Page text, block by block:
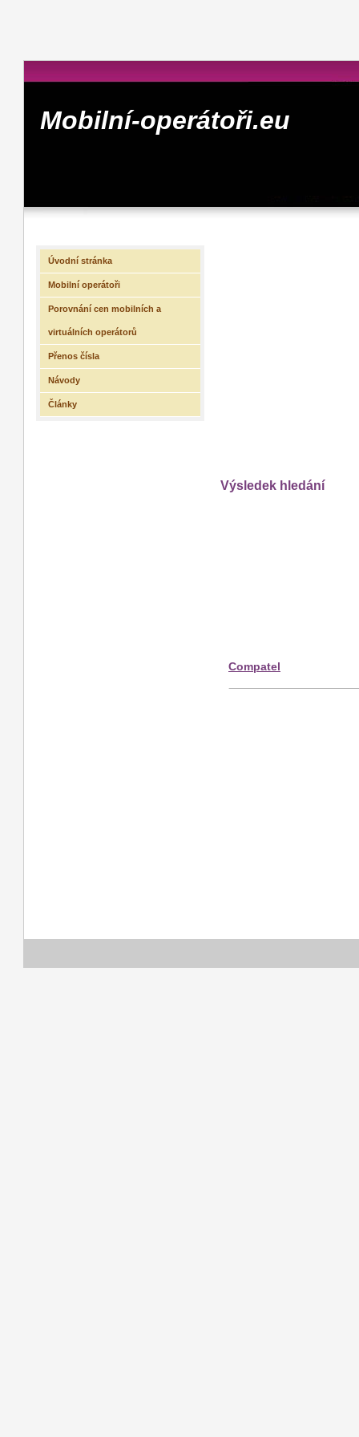
Mobilní-operátoři.eu
Výsledek hledání
Compatel
Úvodní stránka
Mobilní operátoři
Porovnání cen mobilních a
virtuálních operátorů
Přenos čísla
Návody
Články